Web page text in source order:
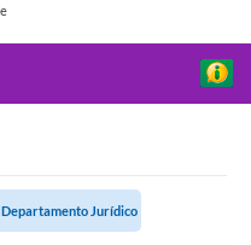
Departamento Jurídico